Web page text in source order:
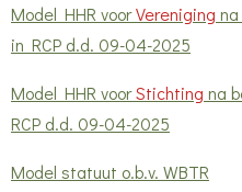
Model HHR voorVereniging
in RCP d.d. 09-04-2025
Model HHR voorStichting na
RCP d.d. 09-04-2025
Model statuut o.b.v. WBTR